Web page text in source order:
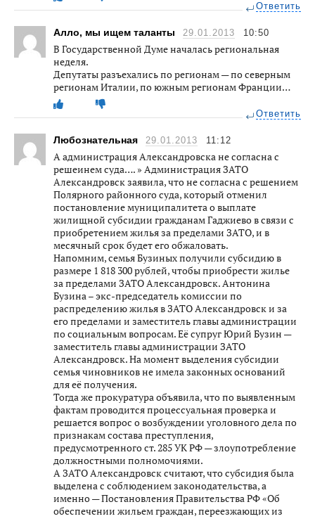
Ответить
Алло, мы ищем таланты 29.01.2013 10:50
В Государственной Думе началась региональная
неделя.
Депутаты разъехались по регионам — по северным
регионам Италии, по южным регионам Франции…
Ответить
Любознательная 29.01.2013 11:12
А администрация Александровска не согласна с
решеинем суда…. » Администрация ЗАТО
Александровск заявила, что не согласна с решением
Полярного районного суда, который отменил
постановление муниципалитета о выплате
жилищной субсидии гражданам Гаджиево в связи с
приобретением жилья за пределами ЗАТО, и в
месячный срок будет его обжаловать.
Напомним, семья Бузиных получили субсидию в
размере 1 818 300 рублей, чтобы приобрести жилье
за пределами ЗАТО Александровск. Антонина
Бузина – экс-председатель комиссии по
распределению жилья в ЗАТО Александровск и за
его пределами и заместитель главы администрации
по социальным вопросам. Её супруг Юрий Бузин —
заместитель главы администрации ЗАТО
Александровск. На момент выделения субсидии
семья чиновников не имела законных оснований
для её получения.
Тогда же прокуратура объявила, что по выявленным
фактам проводится процессуальная проверка и
решается вопрос о возбуждении уголовного дела по
признакам состава преступления,
предусмотренного ст. 285 УК РФ — злоупотребление
должностными полномочиями.
А ЗАТО Александровск считают, что субсидия была
выделена с соблюдением законодательства, а
именно — Постановления Правительства РФ «Об
обеспечении жильем граждан, переезжающих из